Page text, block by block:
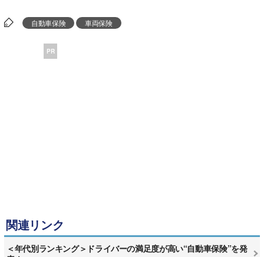
自動車保険 車両保険
PR
関連リンク
＜年代別ランキング＞ドライバーの満足度が高い“自動車保険”を発